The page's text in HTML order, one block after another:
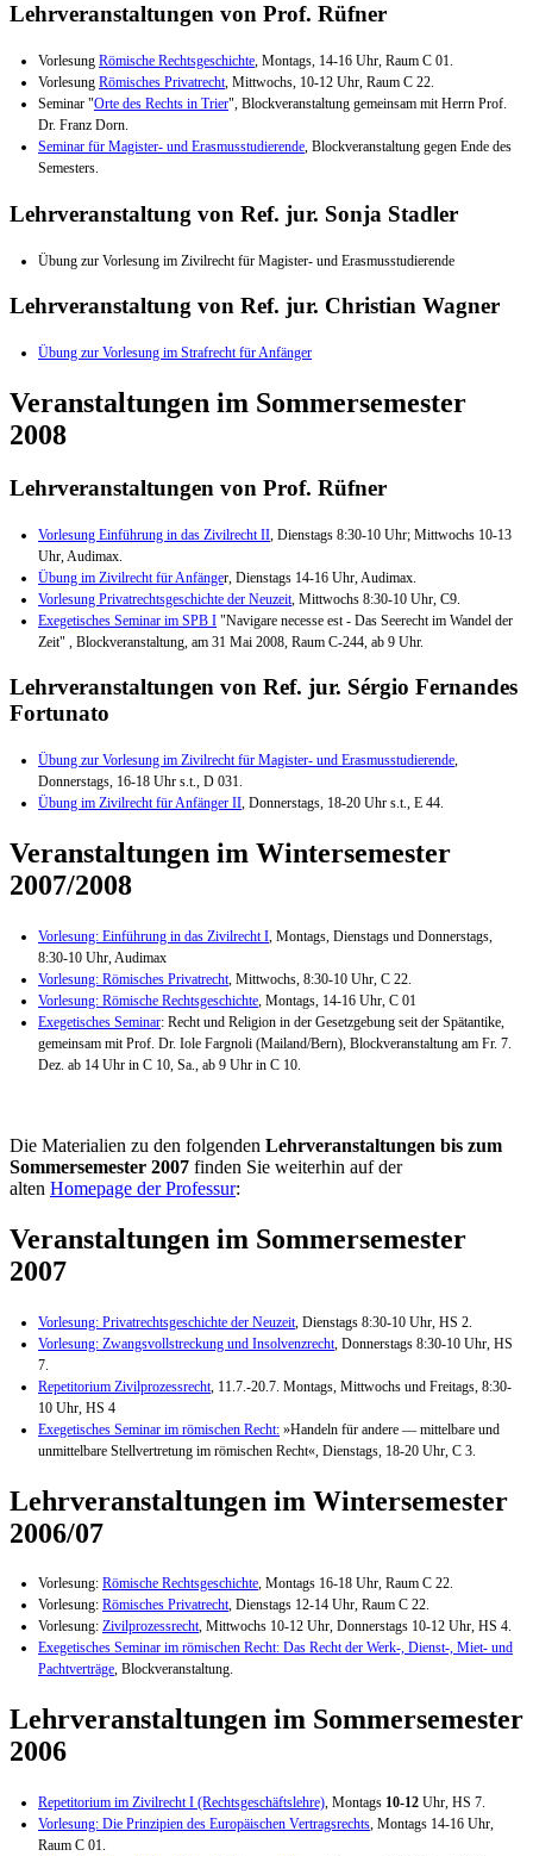
Lehrveranstaltungen von Prof. Rüfner
Vorlesung Römische Rechtsgeschichte, Montags, 14-16 Uhr, Raum C 01.
Vorlesung Römisches Privatrecht, Mittwochs, 10-12 Uhr, Raum C 22.
Seminar "Orte des Rechts in Trier", Blockveranstaltung gemeinsam mit Herrn Prof.
Dr. Franz Dorn.
Seminar für Magister- und Erasmusstudierende, Blockveranstaltung gegen Ende des
Semesters.
Lehrveranstaltung von Ref. jur. Sonja Stadler
Übung zur Vorlesung im Zivilrecht für Magister- und Erasmusstudierende
Lehrveranstaltung von Ref. jur. Christian Wagner
Übung zur Vorlesung im Strafrecht für Anfänger
Veranstaltungen im Sommersemester
2008
Lehrveranstaltungen von Prof. Rüfner
Vorlesung Einführung in das Zivilrecht II , Dienstags 8:30-10 Uhr; Mittwochs 10-13
Uhr, Audimax.
Übung im Zivilrecht für Anfänger, Dienstags 14-16 Uhr, Audimax.
Vorlesung Privatrechtsgeschichte der Neuzeit , Mittwochs 8:30-10 Uhr, C9.
Exegetisches Seminar im SPB I "Navigare necesse est - Das Seerecht im Wandel der
Zeit" , Blockveranstaltung, am 31 Mai 2008, Raum C-244, ab 9 Uhr.
Lehrveranstaltungen von Ref. jur. Sérgio Fernandes
Fortunato
Übung zur Vorlesung im Zivilrecht für Magister- und Erasmusstudierende,
Donnerstags, 16-18 Uhr s.t., D 031.
Übung im Zivilrecht für Anfänger II, Donnerstags, 18-20 Uhr s.t., E 44.
Veranstaltungen im Wintersemester
2007/2008
Vorlesung: Einführung in das Zivilrecht I , Montags, Dienstags und Donnerstags,
8:30-10 Uhr, Audimax
Vorlesung: Römisches Privatrecht , Mittwochs, 8:30-10 Uhr, C 22.
Vorlesung: Römische Rechtsgeschichte , Montags, 14-16 Uhr, C 01
Exegetisches Seminar: Recht und Religion in der Gesetzgebung seit der Spätantike,
gemeinsam mit Prof. Dr. Iole Fargnoli (Mailand/Bern), Blockveranstaltung am Fr. 7.
Dez. ab 14 Uhr in C 10, Sa., ab 9 Uhr in C 10.
Die Materialien zu den folgenden Lehrveranstaltungen bis zum
Sommersemester 2007 finden Sie weiterhin auf der
alten Homepage der Professur:
Veranstaltungen im Sommersemester
2007
Vorlesung: Privatrechtsgeschichte der Neuzeit , Dienstags 8:30-10 Uhr, HS 2.
Vorlesung: Zwangsvollstreckung und Insolvenzrecht , Donnerstags 8:30-10 Uhr, HS
7.
Repetitorium Zivilprozessrecht , 11.7.-20.7. Montags, Mittwochs und Freitags, 8:30-
10 Uhr, HS 4
Exegetisches Seminar im römischen Recht: »Handeln für andere — mittelbare und
unmittelbare Stellvertretung im römischen Recht«, Dienstags, 18-20 Uhr, C 3.
Lehrveranstaltungen im Wintersemester
2006/07
Vorlesung: Römische Rechtsgeschichte, Montags 16-18 Uhr, Raum C 22.
Vorlesung: Römisches Privatrecht, Dienstags 12-14 Uhr, Raum C 22.
Vorlesung: Zivilprozessrecht, Mittwochs 10-12 Uhr, Donnerstags 10-12 Uhr, HS 4.
Exegetisches Seminar im römischen Recht: Das Recht der Werk-, Dienst-, Miet- und
Pachtverträge, Blockveranstaltung.
Lehrveranstaltungen im Sommersemester
2006
Repetitorium im Zivilrecht I (Rechtsgeschäftslehre), Montags 10-12 Uhr, HS 7.
Vorlesung: Die Prinzipien des Europäischen Vertragsrechts, Montags 14-16 Uhr,
Raum C 01.